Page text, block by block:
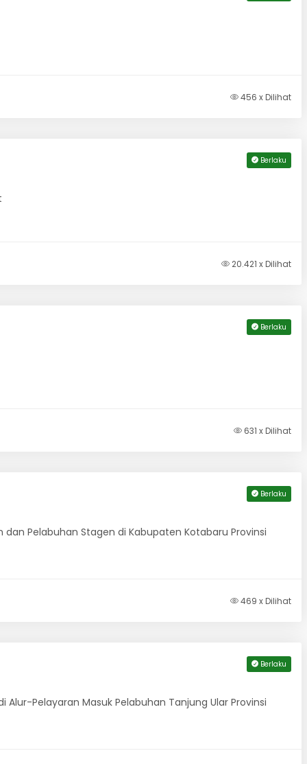
456 x Dilihat
Berlaku
20.421 x Dilihat
Berlaku
631 x Dilihat
Berlaku
Pelabuhan Stagen di Kabupaten Kotabaru Provinsi
469 x Dilihat
Berlaku
Pelayaran Masuk Pelabuhan Tanjung Ular Provinsi